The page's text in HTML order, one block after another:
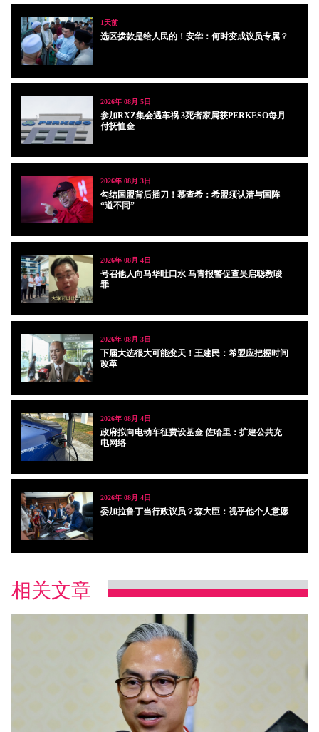
1天前
选区拨款是给人民的！安华：何时变成议员专属？
2026年 08月 5日
参加RXZ集会遇车祸 3死者家属获PERKESO每月
付抚恤金
2026年 08月 3日
勾结国盟背后插刀！慕查希：希盟须认清与国阵
“道不同”
2026年 08月 4日
号召他人向马华吐口水 马青报警促查吴启聪教唆
罪
2026年 08月 3日
下届大选很大可能变天！王建民：希盟应把握时间
改革
2026年 08月 4日
政府拟向电动车征费设基金 佐哈里：扩建公共充
电网络
2026年 08月 4日
委加拉鲁丁当行政议员？森大臣：视乎他个人意愿
相关文章